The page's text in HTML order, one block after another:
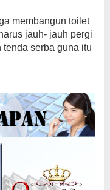
membangun toilet
jauh- jauh pergi
tenda serba guna itu